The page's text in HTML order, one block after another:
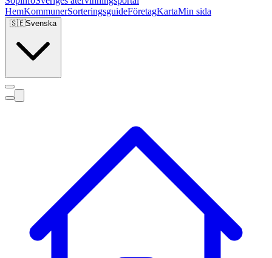
HemKommunerSorteringsguideFöretagKartaMin sida
🇸🇪Svenska